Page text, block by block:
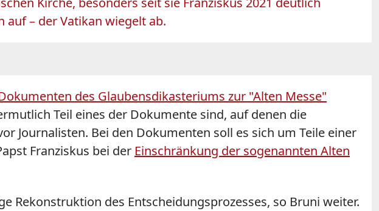
– der Vatikan wiegelt ab.
des Glaubensdikasteriums zur "Alten Messe"
Teil eines der Dokumente sind, auf denen die
Journalisten. Bei den Dokumenten soll es sich um Teile einer
Franziskus bei der Einschränkung der sogenannten Alten
Rekonstruktion des Entscheidungsprozesses, so Bruni weiter.